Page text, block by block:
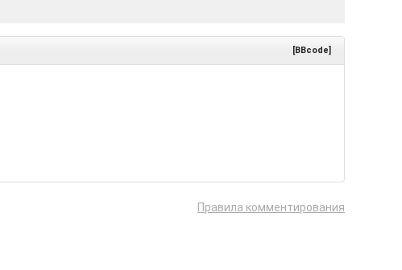
[BBcode]
Правила комментирования